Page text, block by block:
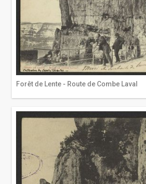
Forêt de Lente - Route de Combe Laval